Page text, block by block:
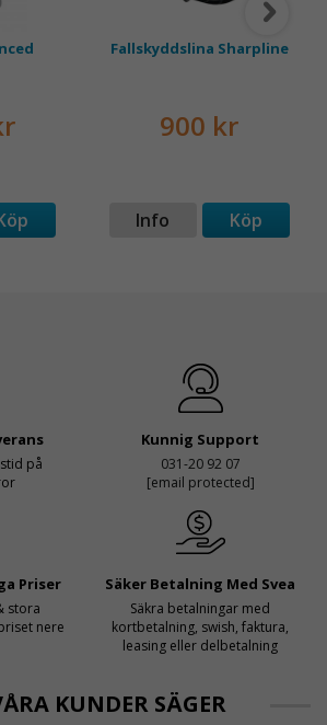
Fallskyddslina Sharpline
900 kr
Info Köp
på
Kunnig Support
031-20 92 07
[email protected]
Priser
stora
nere
Säker Betalning Med Svea
Säkra betalningar med
kortbetalning, swish, faktura,
leasing eller delbetalning
KUNDER SÄGER